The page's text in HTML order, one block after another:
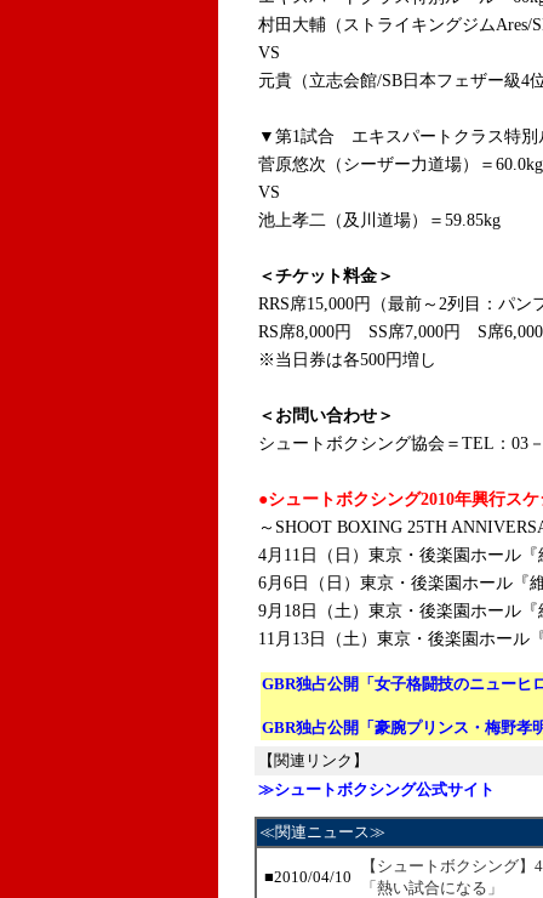
村田大輔（ストライキングジムAres/
VS
元貴（立志会館/SB日本フェザー級4
▼第1試合 エキスパートクラス特
菅原悠次（シーザー力道場）＝60.0kg
VS
池上孝二（及川道場）＝59.85kg
＜チケット料金＞
RRS席15,000円（最前～2列目：パン
RS席8,000円 SS席7,000円 S席
※当日券は各500円増し
＜お問い合わせ＞
シュートボクシング協会＝TEL：03
●シュートボクシング2010年興行ス
～SHOOT BOXING 25TH
4月11日（日）東京・後楽園ホー
6月6日（日）東京・後楽園ホール
9月18日（土）東京・後楽園ホール
11月13日（土）東京・後楽園ホー
GBR独占公開「女子格闘技のニューヒ
GBR独占公開「豪腕プリンス・梅野孝
【関連リンク】
≫シュートボクシング公式サイト
≪関連ニュース≫
■2010/04/10
【シュートボクシング
「熱い試合になる」